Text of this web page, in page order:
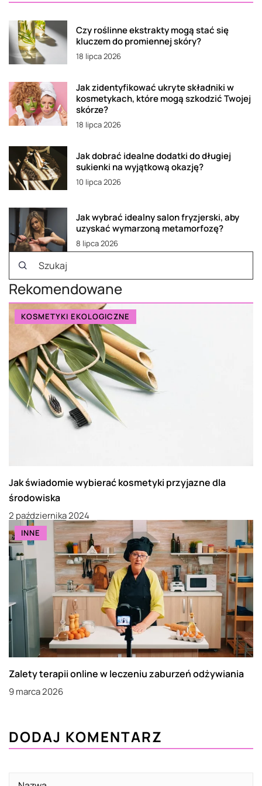
Czy roślinne ekstrakty mogą stać się
kluczem do promiennej skóry?
18 lipca 2026
Jak zidentyfikować ukryte składniki w
kosmetykach, które mogą szkodzić Twojej
skórze?
18 lipca 2026
Jak dobrać idealne dodatki do długiej
sukienki na wyjątkową okazję?
10 lipca 2026
Jak wybrać idealny salon fryzjerski, aby
uzyskać wymarzoną metamorfozę?
8 lipca 2026
Rekomendowane
KOSMETYKI EKOLOGICZNE
Jak świadomie wybierać kosmetyki przyjazne dla
środowiska
2 października 2024
INNE
Zalety terapii online w leczeniu zaburzeń odżywiania
9 marca 2026
DODAJ KOMENTARZ